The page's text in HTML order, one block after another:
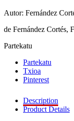
Autor: Fernández
de Fernández Cortés,
Partekatu
Partekatu
Txioa
Pinterest
Description
Product Details